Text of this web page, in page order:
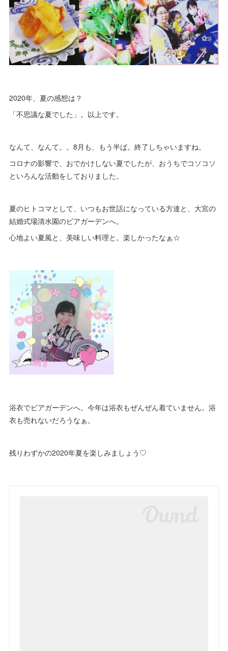
2020年、夏の感想は？
「不思議な夏でした」。以上です。
なんて、なんて。。8月も、もう半ば。終了しちゃいますね。
コロナの影響で、おでかけしない夏でしたが、おうちでコソコソ
といろんな活動をしておりました。
夏のヒトコマとして、いつもお世話になっている方達と、大宮の
結婚式場清水園のビアガーデンへ。
心地よい夏風と、美味しい料理と。楽しかったなぁ☆
浴衣でビアガーデンへ。今年は浴衣もぜんぜん着ていません。浴
衣も売れないだろうなぁ。
残りわずかの2020年夏を楽しみましょう♡